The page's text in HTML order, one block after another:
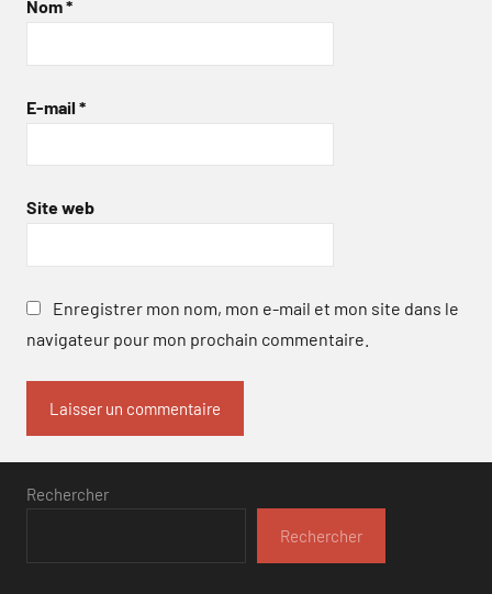
Nom*
E-mail *
Site web
Enregistrer mon nom, mon e-mail et mon site dans le
navigateur pour mon prochain commentaire.
Rechercher
Rechercher